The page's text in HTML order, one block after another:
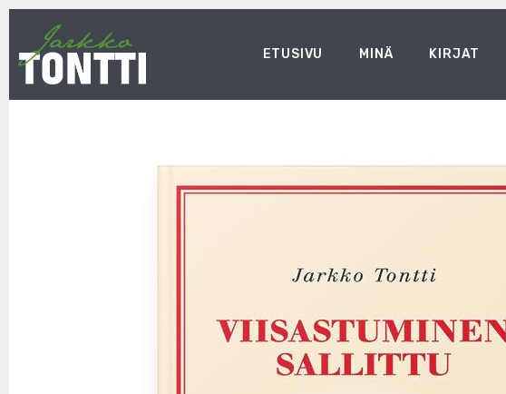
ETUSIVU MINÄ KIRJAT